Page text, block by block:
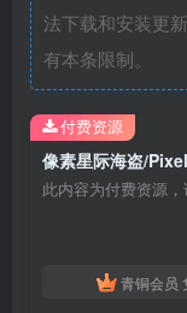
法下载和安装更
有本条限制。
像素星际海盗/
此内容为付费资源
青铜会员
付费资源